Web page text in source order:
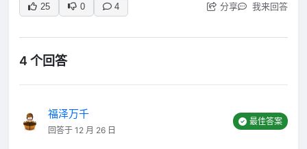
25 0 4 分享 我来回答
4 个回答
福泽万千
回答于 12 月 26 日
最佳答案